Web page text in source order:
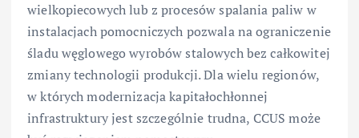
wielkopiecowych lub z procesów spalania paliw w
instalacjach pomocniczych pozwala na ograniczenie
śladu węglowego wyrobów stalowych bez całkowitej
zmiany technologii produkcji. Dla wielu regionów,
w których modernizacja kapitałochłonnej
infrastruktury jest szczególnie trudna, CCUS może